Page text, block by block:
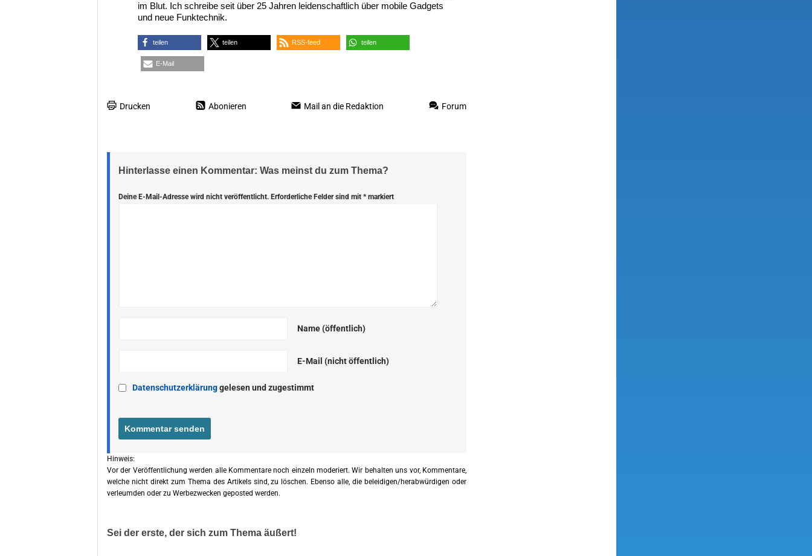
im Blut. Ich schreibe seit über 25 Jahren leidenschaftlich über mobile Gadgets
und neue Funktechnik.
teilen teilen RSS-feed teilen
E-Mail
Drucken Abonieren Mail an die Redaktion Forum
Hinterlasse einen Kommentar: Was meinst du zum Thema?
Deine E-Mail-Adresse wird nicht veröffentlicht. Erforderliche Felder sind mit *markiert
Name (öffentlich)
E-Mail (nicht öffentlich)
Datenschutzerklärunggelesen und zugestimmt
Hinweis:
Vor der Veröffentlichung werden alle Kommentare noch einzeln moderiert. Wir behalten uns vor, Kommentare,
welche nicht direkt zum Thema des Artikels sind, zu löschen. Ebenso alle, die beleidigen/herabwürdigen oder
verleumden oder zu Werbezwecken geposted werden.
Sei der erste, der sich zum Thema äußert!